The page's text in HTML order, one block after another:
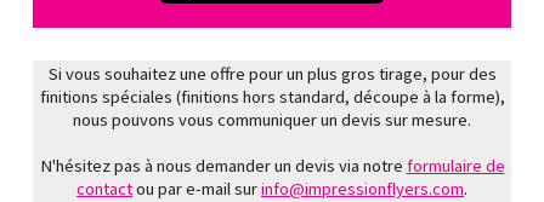
Si vous souhaitez une offre pour un plus gros tirage, pour des
finitions spéciales (finitions hors standard, découpe à la forme),
nous pouvons vous communiquer un devis sur mesure.
N'hésitez pas à nous demander un devis via notre formulaire de
contactou par e-mail surinfo@impressionflyers.com.